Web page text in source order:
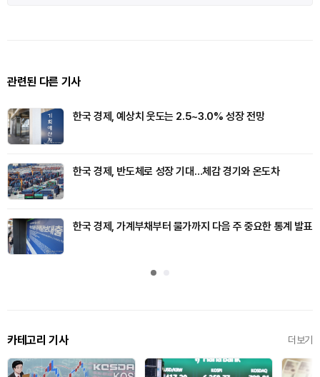
관련된 다른 기사
한국 경제, 예상치 웃도는 2.5~3.0% 성장 전망
한국 경제, 반도체로 성장 기대…체감 경기와 온도차
한국 경제, 가계부채부터 물가까지 다음 주 중요한 통계 발표
카테고리 기사 더보기